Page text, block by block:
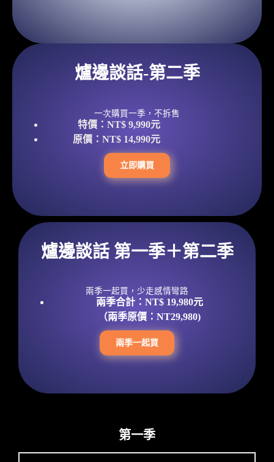
爐邊談話-第二季
一次購買一季，不拆售
特價： NT$ 9,990元
原價：NT$ 14,990元
立即購買
爐邊談話 第一季＋第二季
兩季一起買，少走感情彎路
兩季合計： NT$ 19,980元
（兩季原價：NT29,980)
兩季一起買
第一季